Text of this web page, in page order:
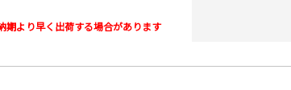
期より早く出荷する場合があります